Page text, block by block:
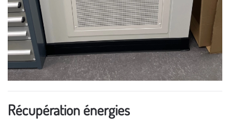
Récupération énergies